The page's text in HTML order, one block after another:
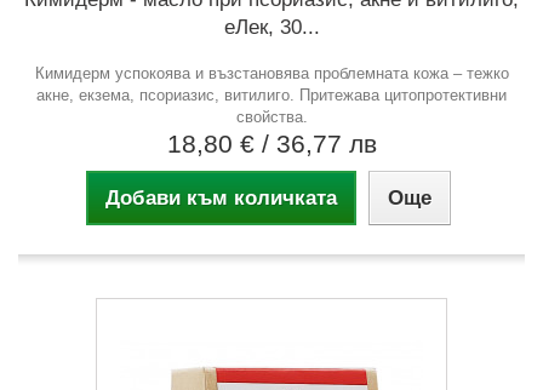
еЛек, 30...
Кимидерм успокоява и възстановява проблемната кожа – тежко
акне, екзема, псориазис, витилиго. Притежава цитопротективни
свойства.
18,80 € / 36,77 лв
Добави към количката Още